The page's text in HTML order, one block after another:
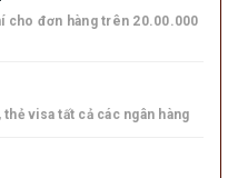
cho đơn hàng trên 20.00.000
visa tất cả các ngân hàng